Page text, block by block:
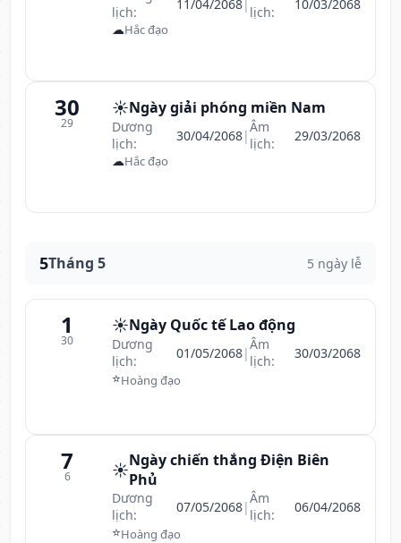
lịch:
11/04/2068 lịch:
10/03/2068
☁Hắc đạo
30
29
☀️Ngày giải phóng miền Nam
Dương
lịch:
30/04/2068|Âm
lịch:
29/03/2068
☁Hắc đạo
5Tháng 5 5 ngày lễ
1
30
☀️Ngày Quốc tế Lao động
Dương
lịch:
01/05/2068|Âm
lịch:
30/03/2068
⭐Hoàng đạo
7
6 ☀️Ngày chiến thắng Điện Biên
Phủ
Dương
lịch:
07/05/2068|Âm
lịch:
06/04/2068
⭐Hoàng đạo